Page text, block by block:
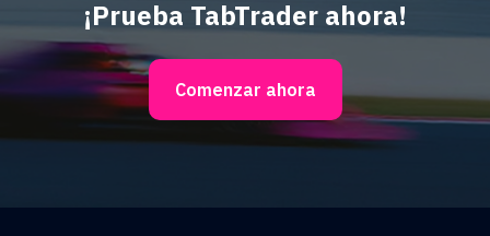
¡Prueba TabTrader ahora!
Comenzar ahora